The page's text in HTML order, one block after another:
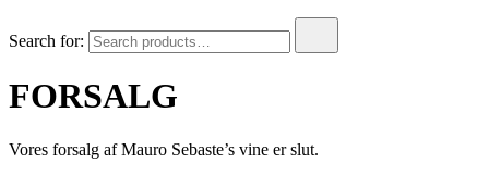
Search for:
FORSALG
Vores forsalg af Mauro Sebaste’s vine er slut.